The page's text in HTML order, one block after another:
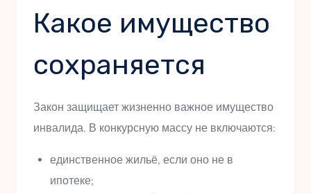
Какое имущество
сохраняется
Закон защищает жизненно важное имущество
инвалида. В конкурсную массу не включаются:
единственное жильё, если оно не в
ипотеке;